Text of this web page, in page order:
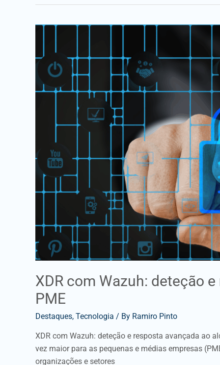
XDR com Wazuh: deteção
PME
Destaques, Tecnologia / By Ramiro Pinto
XDR com Wazuh: deteção e resposta avançada ao
vez maior para as pequenas e médias empresas
organizações e setores
Wazuh:
deteção
resposta
PME